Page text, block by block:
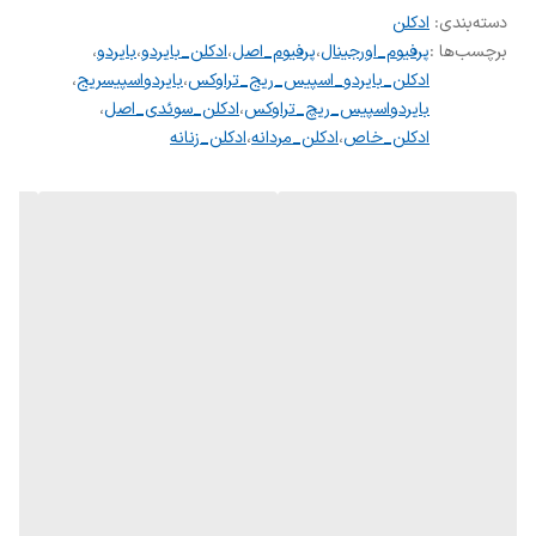
پراکندگی
متوسط
رایحه اولیه: رز ، سدر، شمعدانی، هل، انگور فرنگی سیاه، پرالین، انجیر،
مرکبات، یاس تاهیتی، شکوفه هلو، سیب سرخ، ترکیبات اوزونیک،
دسته‌بندی: ادکلن
برچسب‌ها :پرفیوم_اورجینال،پرفیوم_اصل،ادکلن_بایردو،بایردو،
ادکلن_بایردو_اسپیس_ریج_تراوکس،بایردواسپیسریج،
بایردواسپیس_ریچ_تراوکس،ادکلن_سوئدی_اصل،
ادکلن_خاص،ادکلن_مردانه،ادکلن_زنانه